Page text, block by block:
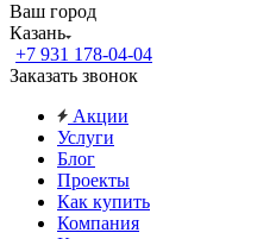
Ваш город
Казань
+7 931 178-04-04
Заказать звонок
Акции
Услуги
Блог
Проекты
Как купить
Компания